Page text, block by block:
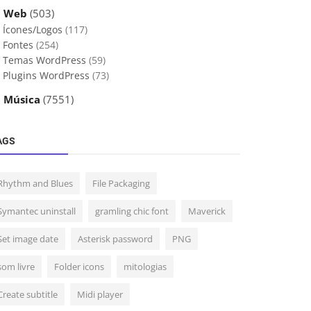
Web (503)
Ícones/Logos (117)
Fontes (254)
Temas WordPress (59)
Plugins WordPress (73)
Música (7551)
and Blues File Packaging
uninstall gramling chic font Maverick
image date Asterisk password PNG
livre Folder icons mitologias
subtitle Midi player